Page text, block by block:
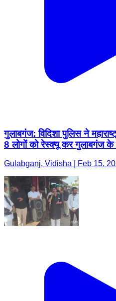
गुलाबगंज: विदिशा पुलिस ने
8 लोगों को रेस्क्यू कर गुलाबगंज
Gulabganj, Vidisha | Feb 15,